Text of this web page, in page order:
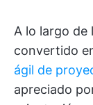
A lo largo de
convertido
ágil de
apreciado